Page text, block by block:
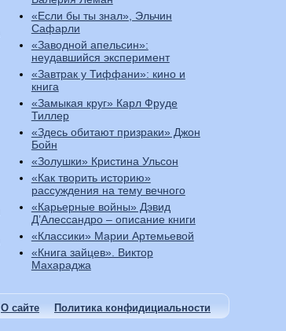
«Если бы ты знал», Эльчин
Сафарли
«Заводной апельсин»:
неудавшийся эксперимент
«Завтрак у Тиффани»: кино и
книга
«Замыкая круг» Карл Фруде
Тиллер
«Здесь обитают призраки» Джон
Бойн
«Золушки» Кристина Ульсон
«Как творить историю»
рассуждения на тему вечного
«Карьерные войны» Дэвид
Д’Алессандро – описание книги
«Классики» Марии Артемьевой
«Книга зайцев». Виктор
Махараджа
О сайте Политика конфидициальности